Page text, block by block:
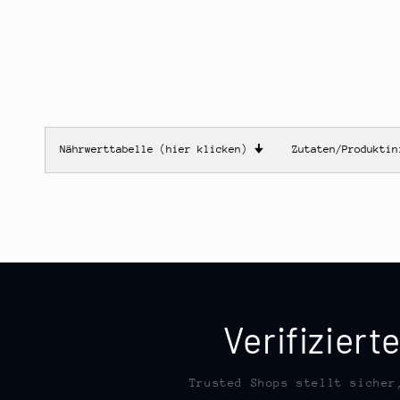
Nährwerttabelle (hier klicken) 🠋 Zutaten/
Trusted Shops stellt sicher,